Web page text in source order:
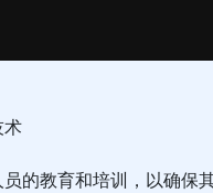
术
的教育和培训，以确保